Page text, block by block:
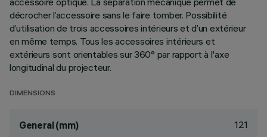
décrocher l’accessoire sans le faire tomber. Possibilité
d’utilisation de trois accessoires intérieurs et d’un extérieur
en même temps. Tous les accessoires intérieurs et
extérieurs sont orientables sur 360° par rapport à l'axe
longitudinal du projecteur.
DIMENSIONS
General (mm) 121